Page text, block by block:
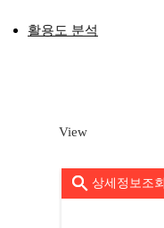
활용도 분석
View
상세정보조회